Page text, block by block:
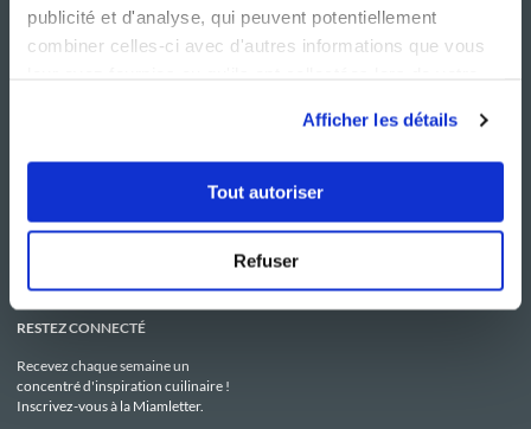
publicité et d'analyse, qui peuvent potentiellement
combiner celles-ci avec d'autres informations que vous
Afficher les détails
Tout autoriser
Refuser
Le Mag'
Boutique
C.G.U
Politique de confidentialité
Utilisation des Cookies
RESTEZ CONNECTÉ
Recevez chaque semaine un
concentré d'inspiration cuilinaire !
Inscrivez-vous à la Miamletter.